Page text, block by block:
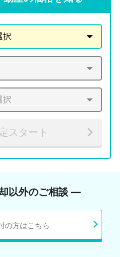
スタート
以外のご相談 ―
の方はこちら